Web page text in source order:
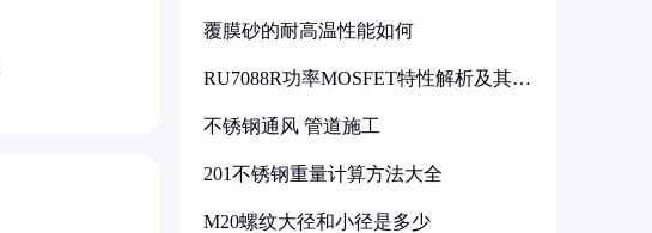
覆膜砂的耐高温性能如何
RU7088R功率MOSFET特性解析及其在
不锈钢通风 管道施工
201不锈钢重量计算方法大全
M20螺纹大径和小径是多少